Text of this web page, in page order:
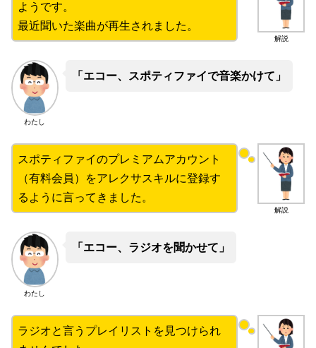
解説
ようです。
最近聞いた楽曲が再生されました。
わたし
「エコー、スポティファイで音楽かけて」
解説
スポティファイのプレミアムアカウント
（有料会員）をアレクサスキルに登録す
るように言ってきました。
わたし
「エコー、ラジオを聞かせて」
ラジオと言うプレイリストを見つけられ